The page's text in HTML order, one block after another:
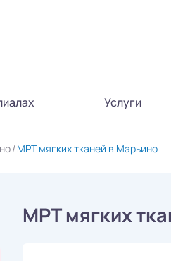
Услуги
МРТ мягких тканей в Марьино
МРТ мягких